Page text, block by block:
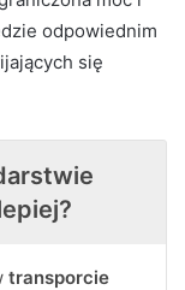
odpowiednim
się
transporcie